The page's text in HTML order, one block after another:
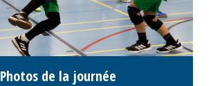
Photos de la journée